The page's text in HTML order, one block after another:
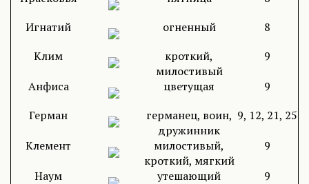
Игнатий
огненный
8
Клим
кроткий,
милостивый
9
Анфиса
цветущая
9
Герман
германец, воин,
дружинник
9, 12, 21, 25
Клемент
милостивый,
кроткий, мягкий
9
Наум
утешающий
9